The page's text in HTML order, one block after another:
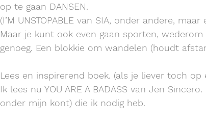
op te gaan DANSEN.
(I’M UNSTOPABLE van SIA, onder andere, maar
Maar je kunt ook even gaan sporten,
genoeg. Een blokkie om wandelen (houdt
Lees en inspirerend boek. (als je liever toch
Ik lees nu YOU ARE A BADASS van Jen
onder mijn kont) die ik nodig heb.